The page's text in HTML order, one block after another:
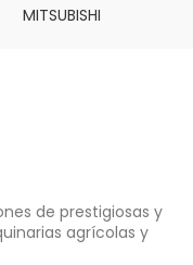
MITSUBISHI
de prestigiosas y
agrícolas y